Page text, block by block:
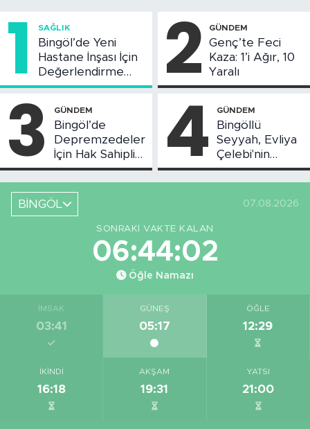
1 SAĞLIK
Bingöl’de Yeni
Hastane İnşası İçin
Değerlendirme
Toplantısı Yapıldı
2 GÜNDEM
Genç’te Feci
Kaza: 1’i Ağır, 10
Yaralı
3 GÜNDEM
Bingöl’de
Depremzedeler
İçin Hak Sahipliği
Askı Süreci
Başladı
4 GÜNDEM
Bingöllü
Seyyah, Evliya
Çelebi'nin
Bahsettiği
Bingöl'deki O
BİNGÖL 07.08.2026
SONRAKI VAKTE KALAN
06:44:01
Öğle Namazı
İMSAK
03:41
GÜNEŞ
05:17
ÖĞLE
12:29
İKINDI
16:18
AKŞAM
19:31
YATSI
21:00